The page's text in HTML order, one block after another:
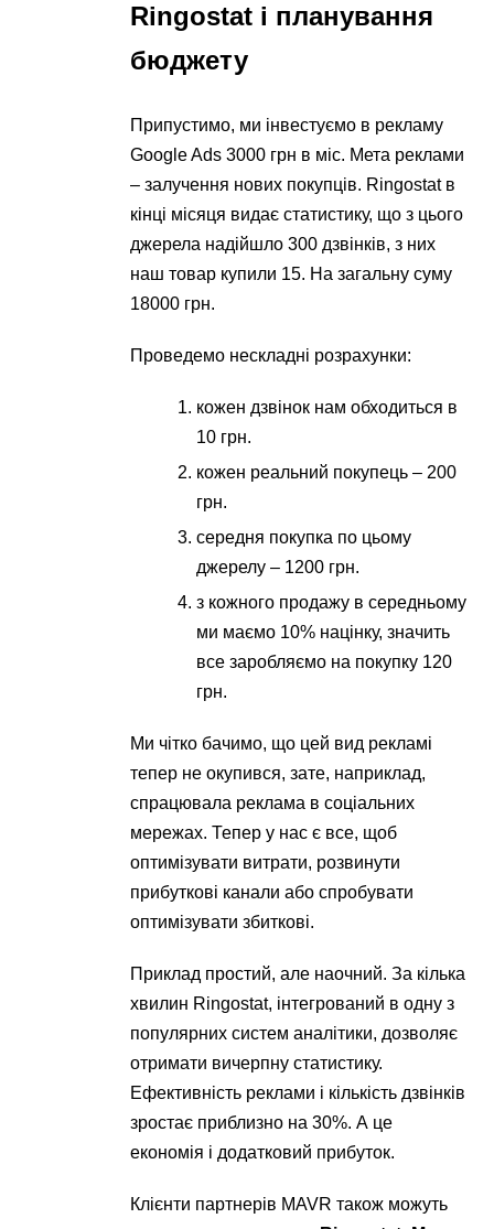
Ringostat і планування
бюджету
Припустимо, ми інвестуємо в рекламу
Google Ads 3000 грн в міс. Мета реклами
– залучення нових покупців. Ringostat в
кінці місяця видає статистику, що з цього
джерела надійшло 300 дзвінків, з них
наш товар купили 15. На загальну суму
18000 грн.
Проведемо нескладні розрахунки:
кожен дзвінок нам обходиться в
10 грн.
кожен реальний покупець – 200
грн.
середня покупка по цьому
джерелу – 1200 грн.
з кожного продажу в середньому
ми маємо 10% націнку, значить
все заробляємо на покупку 120
грн.
Ми чітко бачимо, що цей вид рекламі
тепер не окупився, зате, наприклад,
спрацювала реклама в соціальних
мережах. Тепер у нас є все, щоб
оптимізувати витрати, розвинути
прибуткові канали або спробувати
оптимізувати збиткові.
Приклад простий, але наочний. За кілька
хвилин Ringostat, інтегрований в одну з
популярних систем аналітики, дозволяє
отримати вичерпну статистику.
Ефективність реклами і кількість дзвінків
зростає приблизно на 30%. А це
економія і додатковий прибуток.
Клієнти партнерів MAVR також можуть